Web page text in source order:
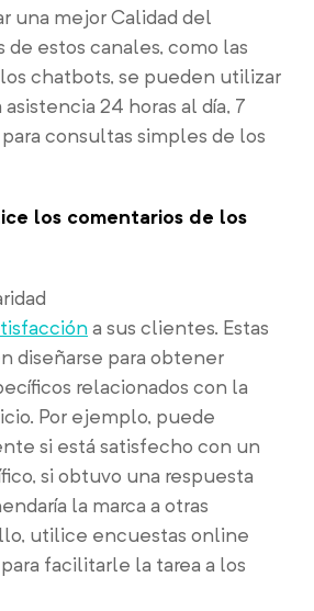
una mejor Calidad del
de estos canales, como las
chatbots, se pueden utilizar
24 horas al día, 7
para consultas simples de los
los comentarios de los
a sus clientes. Estas
diseñarse para obtener
relacionados con la
Por ejemplo, puede
si está satisfecho con un
si obtuvo una respuesta
la marca a otras
utilice encuestas online
facilitarle la tarea a los